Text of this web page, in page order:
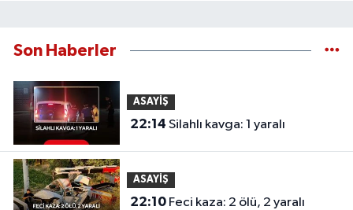
Son Haberler
ASAYİŞ
22:14 Silahlı kavga: 1 yaralı
ASAYİŞ
22:10 Feci kaza: 2 ölü, 2 yaralı